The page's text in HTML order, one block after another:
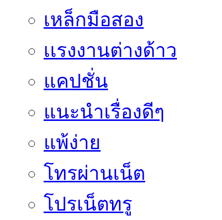
เหล็กมือสอง
เเรงงานต่างด้าว
แคปชั่น
แนะนำเรื่องดีๆ
แพ้ง่าย
โทรผ่านเน็ต
โปรเน็ตทรู